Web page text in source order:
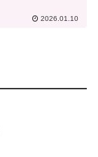
2026.01.10